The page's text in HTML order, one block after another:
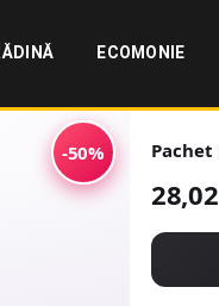
ECOMONIE
-50% Pachet